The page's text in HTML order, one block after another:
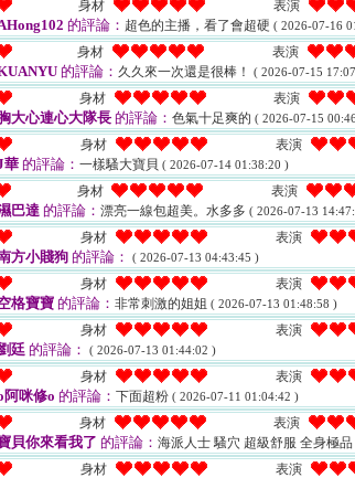
身材 表演
的評論： 超色的主播，看了會超硬 ( 2026-07-16
身材 表演
的評論： 久久來一次還是很棒！ ( 2026-07-15
身材 表演
大心連心大隊長 的評論： 色氣十足爽的 ( 2026-07-15
身材 表演
華的評論： 一樣騷大寶貝 ( 2026-07-14 01:38:20 )
身材 表演
巴達 的評論： 漂亮一線包超美。水多多 ( 2026-07-13
身材 表演
方小賤狗 的評論： ( 2026-07-13 04:43:45 )
身材 表演
格寶寶 的評論： 非常刺激的姐姐 ( 2026-07-13 01:48:58 )
身材 表演
廷 的評論： ( 2026-07-13 01:44:02 )
身材 表演
阿咪修o 的評論： 下面超粉 ( 2026-07-11 01:04:42 )
身材 表演
貝你來看我了 的評論： 海派人士 騷穴 超級舒服 全身極品
身材 表演